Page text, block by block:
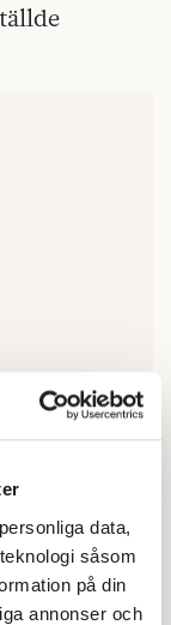
data,
såsom
på din
annonser och
och